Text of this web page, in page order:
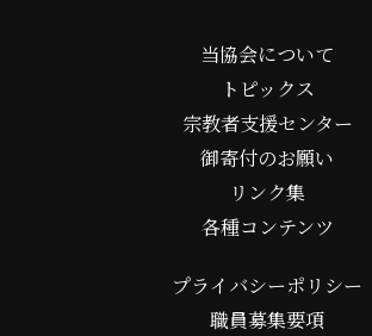
当協会について
トピックス
宗教者支援センター
御寄付のお願い
リンク集
各種コンテンツ
プライバシーポリシー
職員募集要項